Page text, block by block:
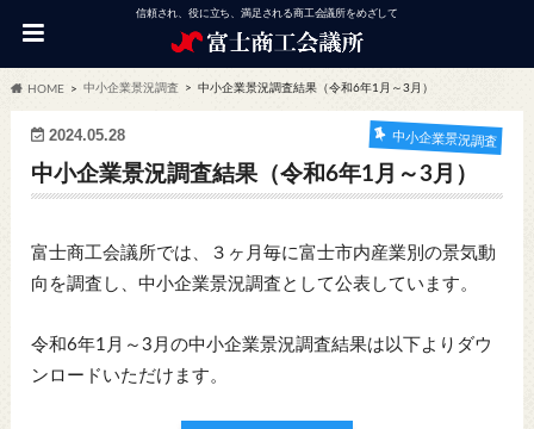
信頼され、役に立ち、満足される商工会議所をめざして
HOME 中小企業景況調査 中小企業景況調査結果（令和6年1月～3月）
2024.05.28 中小企業景況調査
中小企業景況調査結果（令和6年1月～3月）
富士商工会議所では、３ヶ月毎に富士市内産業別の景気動
向を調査し、中小企業景況調査として公表しています。
令和6年1月～3月の中小企業景況調査結果は以下よりダウ
ンロードいただけます。